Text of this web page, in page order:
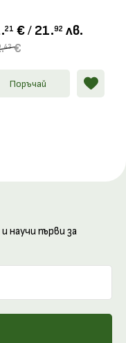
21 €/ 21.92 лв.
43 €
Поръчай
научи първи за